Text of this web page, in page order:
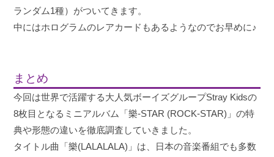
ランダム1種）がついてきます。
中にはホログラムのレアカードもあるようなのでお早めに♪
まとめ
今回は世界で活躍する大人気ボーイズグループStray Kidsの
8枚目となるミニアルバム「樂-STAR (ROCK-STAR)」の特
典や形態の違いを徹底調査していきました。
タイトル曲「樂(LALALALA)」は、日本の音楽番組でも多数